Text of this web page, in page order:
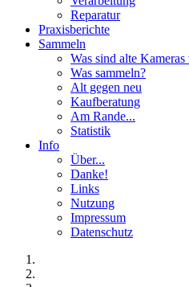
Reparatur
Praxisberichte
Sammeln
Was sind alte Kameras
Was sammeln?
Alt gegen neu
Kaufberatung
Am Rande...
Statistik
Info
Über...
Danke!
Links
Nutzung
Impressum
Datenschutz